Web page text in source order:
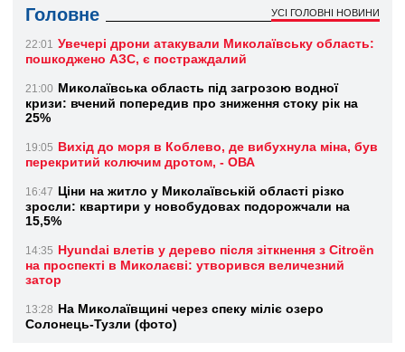
Головне УСІ ГОЛОВНІ НОВИНИ
22:01 Увечері дрони атакували Миколаївську область:
пошкоджено АЗС, є постраждалий
21:00 Миколаївська область під загрозою водної
кризи: вчений попередив про зниження стоку рік на
25%
19:05 Вихід до моря в Коблево, де вибухнула міна, був
перекритий колючим дротом, - ОВА
16:47 Ціни на житло у Миколаївській області різко
зросли: квартири у новобудовах подорожчали на
15,5%
14:35 Hyundai влетів у дерево після зіткнення з Citroën
на проспекті в Миколаєві: утворився величезний
затор
13:28 На Миколаївщині через спеку міліє озеро
Солонець-Тузли (фото)